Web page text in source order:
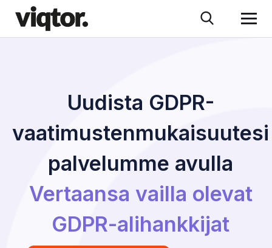
Uudista GDPR-
vaatimustenmukaisuutesi
palvelumme avulla
Vertaansa vailla olevat
GDPR-alihankkijat